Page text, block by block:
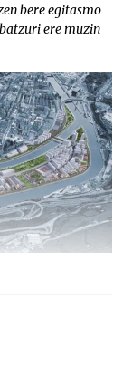
bere egitasmo
ere muzin